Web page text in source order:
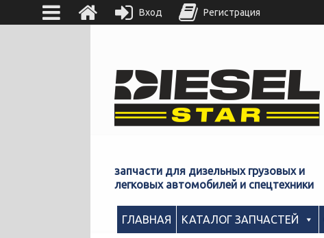
запчасти для дизельных грузовых и
легковых автомобилей и спецтехники
ГЛАВНАЯ КАТАЛОГ ЗАПЧАСТЕЙ
Вход Регистрация